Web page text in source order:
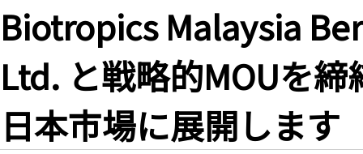
Biotropics Malaysia
Ltd. と戦略的MOUを
日本市場に展開します